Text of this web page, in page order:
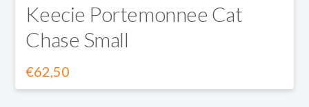
worden
op
de
productpagina
meerdere
variaties.
Deze
optie
Keecie Portemonnee Cat
Chase Small
€62,50
Dit